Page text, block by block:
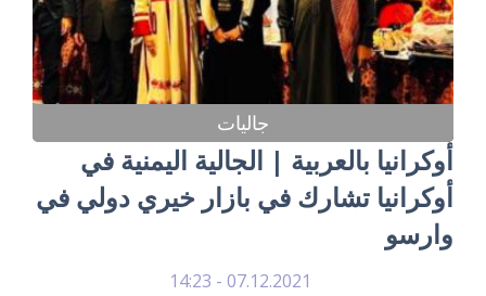
جاليات
أوكرانيا بالعربية | الجالية اليمنية في
أوكرانيا تشارك في بازار خيري دولي في
وارسو
07.12.2021 - 14:23